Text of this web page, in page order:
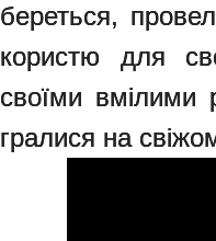
береться,
користю для
своїми вмілими
гралися на